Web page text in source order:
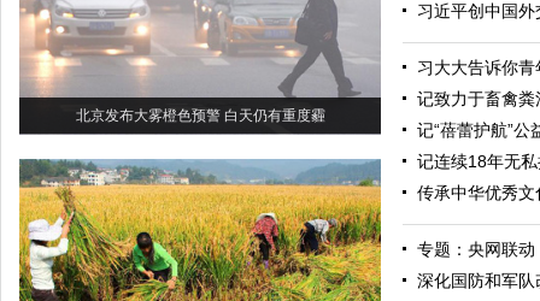
北京发布大雾橙色预警 白天仍有重度霾
习近平创中国外
习大大告诉你
记致力于畜禽
记“蓓蕾护航”公
记连续18年无
传承中华优秀
专题：央网联动
深化国防和军